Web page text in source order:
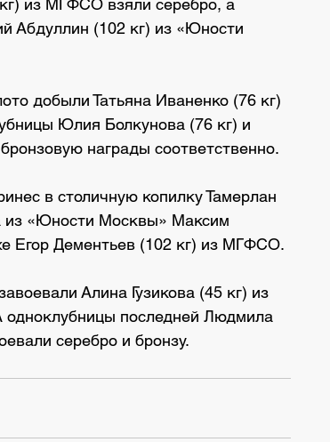
из МГФСО взяли серебро, а
Абдуллин (102 кг) из «Юности
добыли Татьяна Иваненко (76 кг)
Юлия Болкунова (76 кг) и
награды соответственно.
в столичную копилку Тамерлан
из «Юности Москвы» Максим
Егор Дементьев (102 кг) из МГФСО.
Алина Гузикова (45 кг) из
последней Людмила
серебро и бронзу.